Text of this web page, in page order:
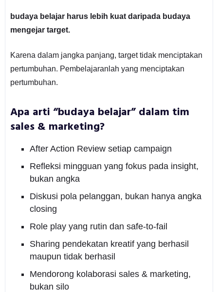
budaya belajar harus lebih kuat daripada budaya
mengejar target.
Karena dalam jangka panjang, target tidak menciptakan
pertumbuhan. Pembelajaranlah yang menciptakan
pertumbuhan.
Apa arti “budaya belajar” dalam tim
sales & marketing?
After Action Review setiap campaign
Refleksi mingguan yang fokus pada insight,
bukan angka
Diskusi pola pelanggan, bukan hanya angka
closing
Role play yang rutin dan safe-to-fail
Sharing pendekatan kreatif yang berhasil
maupun tidak berhasil
Mendorong kolaborasi sales & marketing,
bukan silo